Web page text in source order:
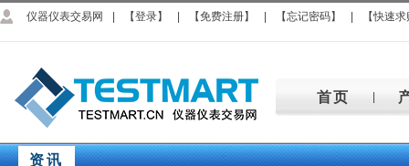
仪器仪表交易网 【登录】 【免费注册】 【忘记密码】 【快速
首页
资讯